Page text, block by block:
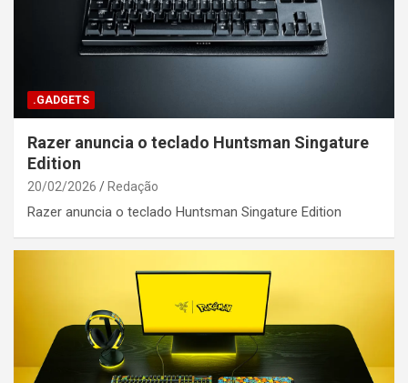
.GADGETS
Razer anuncia o teclado Huntsman Singature
Edition
20/02/2026 Redação
Razer anuncia o teclado Huntsman Singature Edition